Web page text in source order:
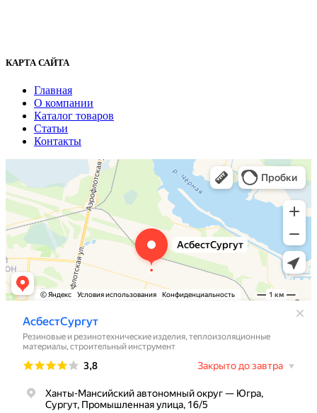
КАРТА САЙТА
Главная
О компании
Каталог товаров
Статьи
Контакты